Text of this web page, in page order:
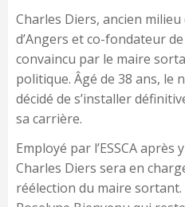
Charles Diers, ancien milieu
d’Angers et co-fondateur
convaincu par le maire
politique. Âgé de 38 ans, le
décidé de s’installer
sa carrière.
Employé par l’ESSCA
Charles Diers sera en
réélection du maire